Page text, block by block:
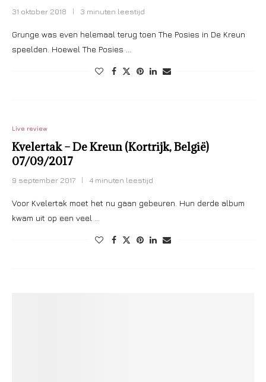
31 oktober 2018 3 minuten leestijd
Grunge was even helemaal terug toen The Posies in De Kreun
speelden. Hoewel The Posies …
Live review
Kvelertak – De Kreun (Kortrijk, België)
07/09/2017
9 september 2017 4 minuten leestijd
Voor Kvelertak moet het nu gaan gebeuren. Hun derde album
kwam uit op een veel …